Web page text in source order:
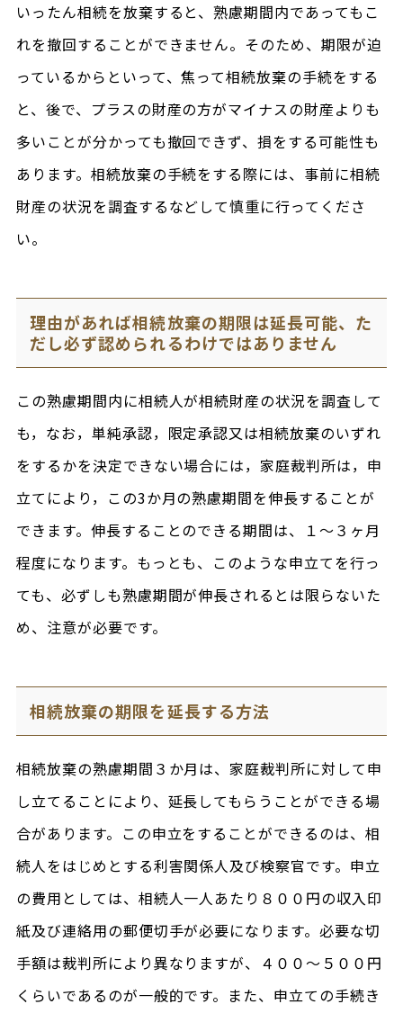
いったん相続を放棄すると、熟慮期間内であってもこ
れを撤回することができません。そのため、期限が迫
っているからといって、焦って相続放棄の手続をする
と、後で、プラスの財産の方がマイナスの財産よりも
多いことが分かっても撤回できず、損をする可能性も
あります。相続放棄の手続をする際には、事前に相続
財産の状況を調査するなどして慎重に行ってくださ
い。
理由があれば相続放棄の期限は延長可能、た
だし必ず認められるわけではありません
この熟慮期間内に相続人が相続財産の状況を調査して
も，なお，単純承認，限定承認又は相続放棄のいずれ
をするかを決定できない場合には，家庭裁判所は，申
立てにより，この3か月の熟慮期間を伸長することが
できます。伸長することのできる期間は、１～３ヶ月
程度になります。もっとも、このような申立てを行っ
ても、必ずしも熟慮期間が伸長されるとは限らないた
め、注意が必要です。
相続放棄の期限を延長する方法
相続放棄の熟慮期間３か月は、家庭裁判所に対して申
し立てることにより、延長してもらうことができる場
合があります。この申立をすることができるのは、相
続人をはじめとする利害関係人及び検察官です。申立
の費用としては、相続人一人あたり８００円の収入印
紙及び連絡用の郵便切手が必要になります。必要な切
手額は裁判所により異なりますが、４００～５００円
くらいであるのが一般的です。また、申立ての手続き